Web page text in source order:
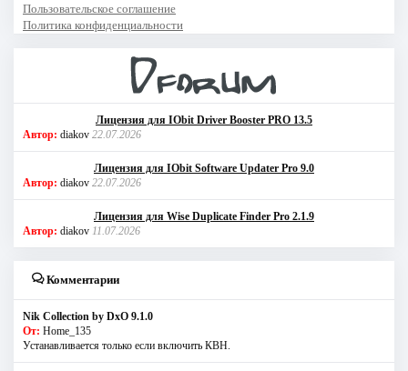
Пользовательское соглашение
Политика конфиденциальности
Лицензия для IObit Driver Booster PRO 13.5
Автор: diakov 22.07.2026
Лицензия для IObit Software Updater Pro 9.0
Автор: diakov 22.07.2026
Лицензия для Wise Duplicate Finder Pro 2.1.9
Автор: diakov 11.07.2026
Комментарии
Nik Collection by DxO 9.1.0
От: Home_135
Устанавливается только если включить КВН.